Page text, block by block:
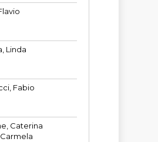
Linda
Fabio
Caterina